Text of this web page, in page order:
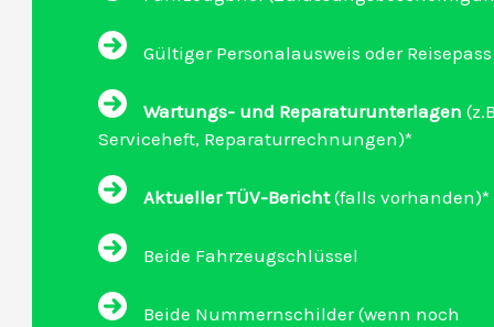
Gültiger Personalausweis oder Reisepass
Wartungs- und Reparaturunterlagen
Serviceheft, Reparaturrechnungen)*
Aktueller TÜV-Bericht(falls vorhanden)*
Beide Fahrzeugschlüssel
Beide Nummernschilder (wenn noch